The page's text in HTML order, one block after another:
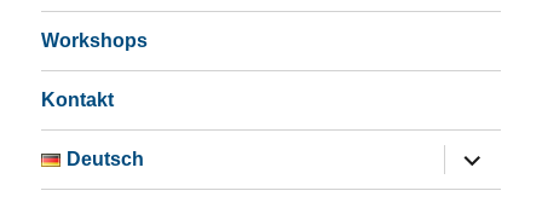
Workshops
Kontakt
Deutsch
öffnen